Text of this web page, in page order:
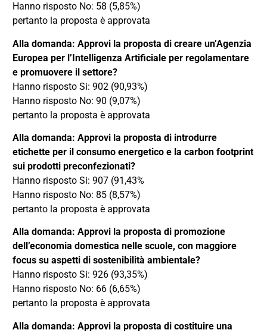
Hanno risposto No: 58 (5,85%)
pertanto la proposta è approvata
Alla domanda: Approvi la proposta di creare un’Agenzia
Europea per l’Intelligenza Artificiale per regolamentare
e promuovere il settore?
Hanno risposto Si: 902 (90,93%)
Hanno risposto No: 90 (9,07%)
pertanto la proposta è approvata
Alla domanda: Approvi la proposta di introdurre
etichette per il consumo energetico e la carbon footprint
sui prodotti preconfezionati?
Hanno risposto Si: 907 (91,43%
Hanno risposto No: 85 (8,57%)
pertanto la proposta è approvata
Alla domanda: Approvi la proposta di promozione
dell’economia domestica nelle scuole, con maggiore
focus su aspetti di sostenibilità ambientale?
Hanno risposto Si: 926 (93,35%)
Hanno risposto No: 66 (6,65%)
pertanto la proposta è approvata
Alla domanda: Approvi la proposta di costituire una